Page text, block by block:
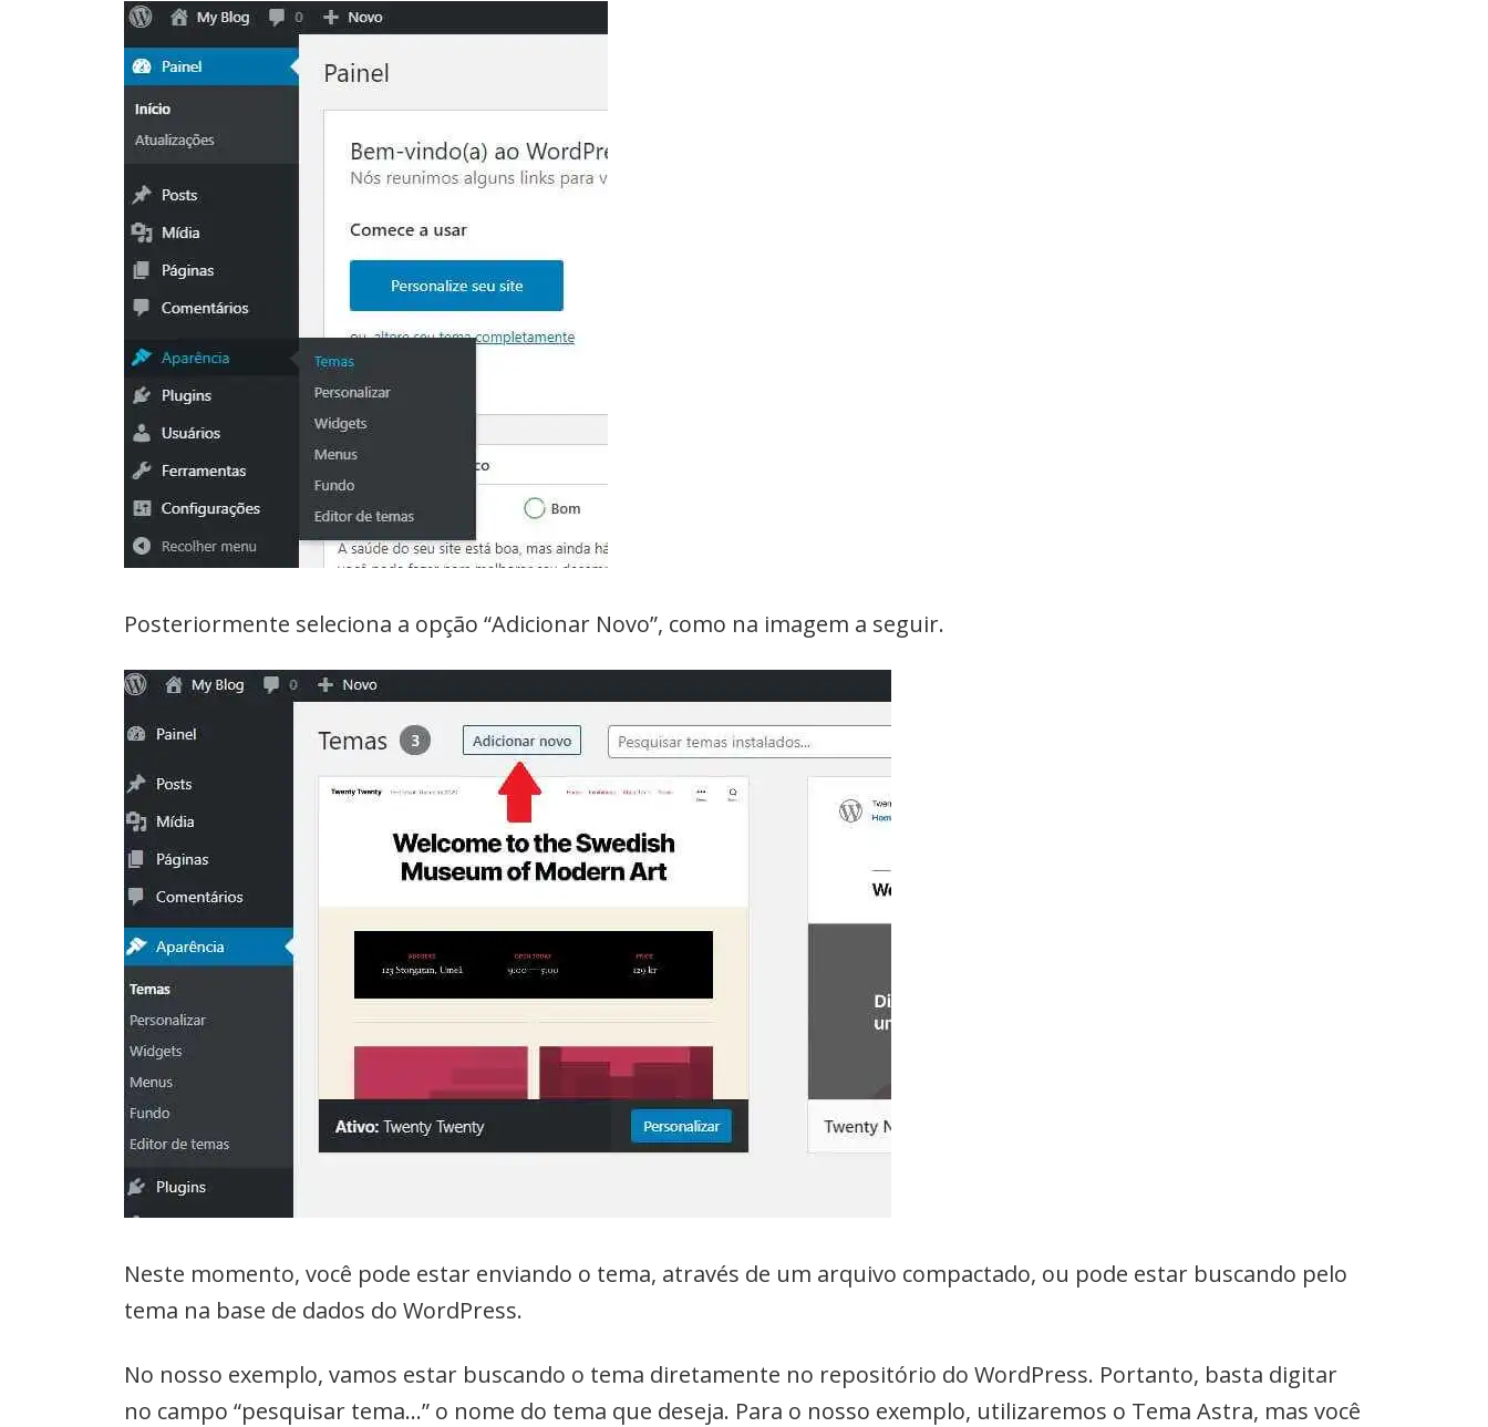
Posteriormente seleciona a opção “Adicionar Novo”, como na imagem a seguir.
Neste momento, você pode estar enviando o tema, através de um arquivo compactado, ou pode estar buscando pelo
tema na base de dados do WordPress.
No nosso exemplo, vamos estar buscando o tema diretamente no repositório do WordPress. Portanto, basta digitar
no campo “pesquisar tema…” o nome do tema que deseja. Para o nosso exemplo, utilizaremos o Tema Astra, mas você